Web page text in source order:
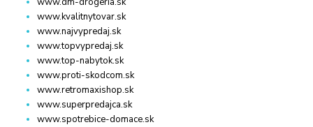
www.kvalitnytovar.sk
www.najvypredaj.sk
www.topvypredaj.sk
www.top-nabytok.sk
www.proti-skodcom.sk
www.retromaxishop.sk
www.superpredajca.sk
www.spotrebice-domace.sk